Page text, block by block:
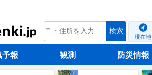
tenki.jp 検索
現在地
予報 観測 防災情報